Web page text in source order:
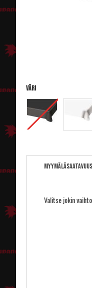
Väri
to
Myymäläsaatavuus
Valitse jokin